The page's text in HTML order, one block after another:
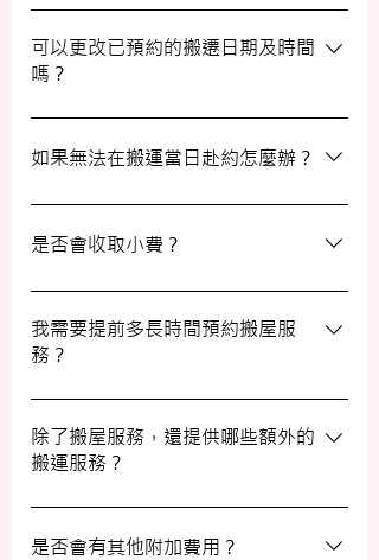
擇！
如搬屋當日遇上惡劣天氣，我們會提前與您
聯絡並安排改期。具體安排如下： 黑色暴
雨或八號熱帶氣旋警告於早上十時前發出：
我們會即時更新安排。 工作時間內解除警
可以更改已預約的搬遷日期及時間
嗎？
如果需要更改或取消已預約的搬運服務，請
在預定搬運日期前至少兩個工作日的下午三
50%作為行政費。
如果無法在搬運當日赴約怎麼辦？
若您無法在搬運當日赴約，請至少提前兩個
工作日的下午三時通知我們，否則我們將有
是否會收取小費？
我們不會向客戶索取小費，但客戶可自願性
地為搬運團隊作獎賞，以表達對我們服務的
滿意。
我需要提前多長時間預約搬屋服
務？
我們建議您在搬屋前一至三星期預約搬運日
期及時間，特別是在熱門的週末，以確保我
們能為您安排妥當的服務。
除了搬屋服務，還提供哪些額外的
搬運服務？
除了搬屋和商業搬遷服務外，我們還提供物
品包裝、傢俬裝拆、棄置、代客提貨及交收
是否會有其他附加費用？